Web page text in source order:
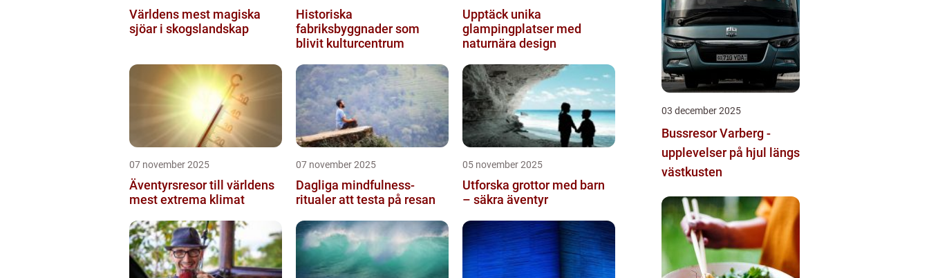
Världens mest magiska
sjöar i skogslandskap
Historiska
fabriksbyggnader som
blivit kulturcentrum
Upptäck unika
glampingplatser med
naturnära design
07 november 2025
Äventyrsresor till världens
mest extrema klimat
07 november 2025
Dagliga mindfulness-
ritualer att testa på resan
05 november 2025
Utforska grottor med barn
– säkra äventyr
03 december 2025
Bussresor Varberg -
upplevelser på hjul längs
västkusten